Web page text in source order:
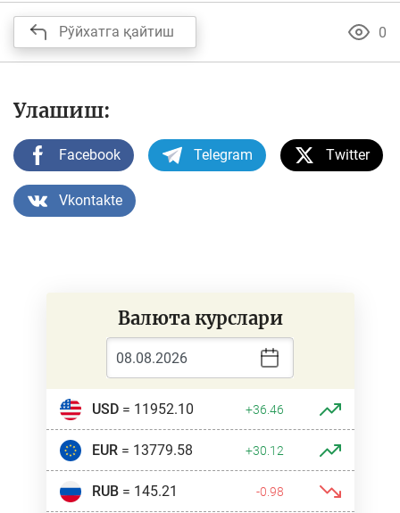
Рўйхатга қайтиш 0
Улашиш:
Facebook Telegram Twitter
Vkontakte
Валюта курслари
USD= 11952.10 +36.46
EUR= 13779.58 +30.12
RUB= 145.21 -0.98